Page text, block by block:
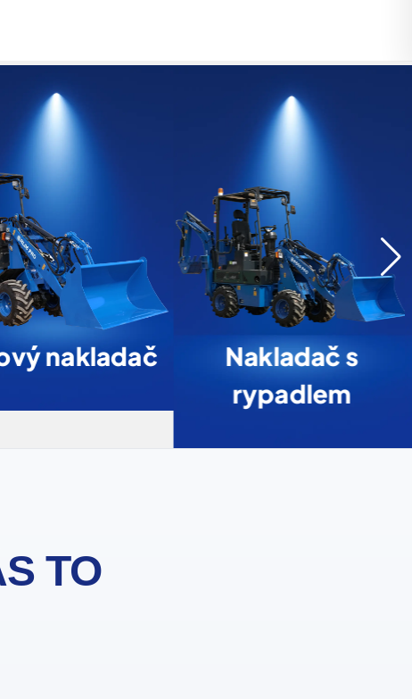
nakladač
Nakladač s
rypadlem
TO